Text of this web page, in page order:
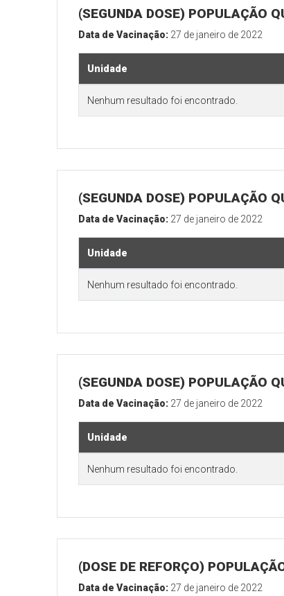
(SEGUNDA DOSE) POPULAÇÃO
Data de Vacinação: 27 de janeiro de 2022
Unidade
Nenhum resultado foi encontrado.
(SEGUNDA DOSE) POPULAÇÃO
Data de Vacinação: 27 de janeiro de 2022
Unidade
Nenhum resultado foi encontrado.
(SEGUNDA DOSE) POPULAÇÃO
Data de Vacinação: 27 de janeiro de 2022
Unidade
Nenhum resultado foi encontrado.
(DOSE DE REFORÇO)
Data de Vacinação: 27 de janeiro de 2022